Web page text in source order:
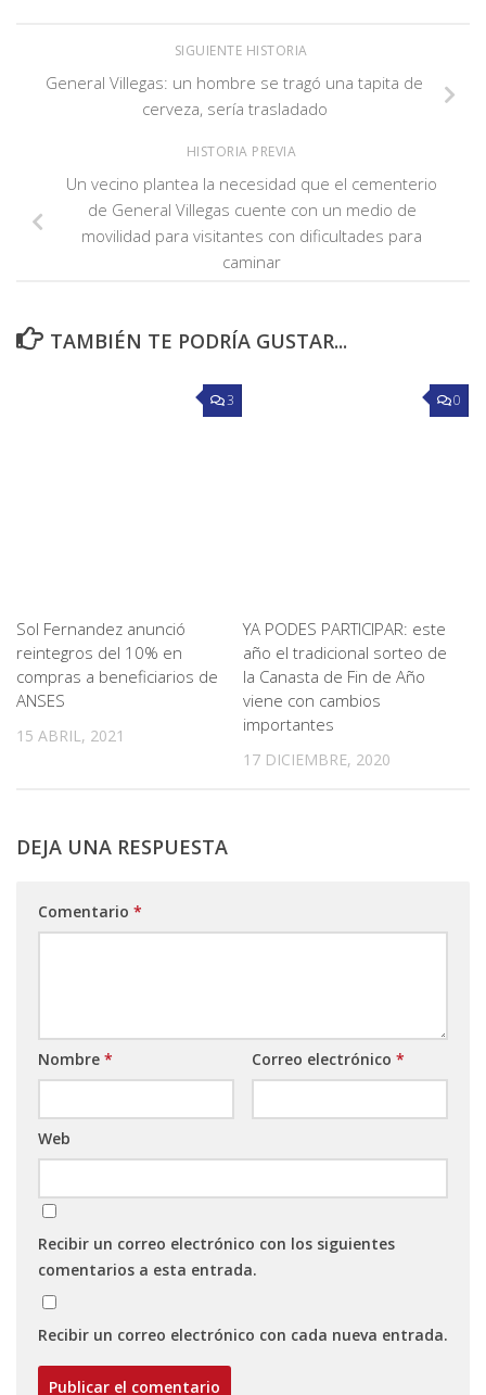
SIGUIENTE HISTORIA
General Villegas: un hombre se tragó una tapita de
cerveza, sería trasladado
HISTORIA PREVIA
Un vecino plantea la necesidad que el cementerio
de General Villegas cuente con un medio de
movilidad para visitantes con dificultades para
caminar
TAMBIÉN TE PODRÍA GUSTAR...
3
Sol Fernandez anunció
reintegros del 10% en
compras a beneficiarios de
ANSES
15 ABRIL, 2021
0
YA PODES PARTICIPAR: este
año el tradicional sorteo de
la Canasta de Fin de Año
viene con cambios
importantes
17 DICIEMBRE, 2020
DEJA UNA RESPUESTA
Comentario *
Nombre * Correo electrónico *
Web
Recibir un correo electrónico con los siguientes
comentarios a esta entrada.
Recibir un correo electrónico con cada nueva entrada.